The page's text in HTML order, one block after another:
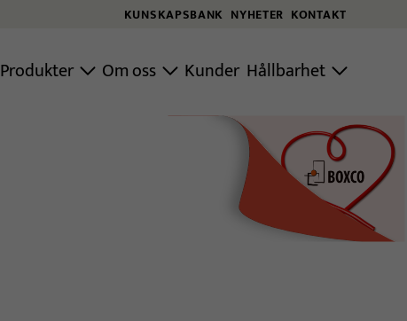
KUNSKAPSBANK NYHETER KONTAKT
Produkter Om oss Kunder Hållbarhet